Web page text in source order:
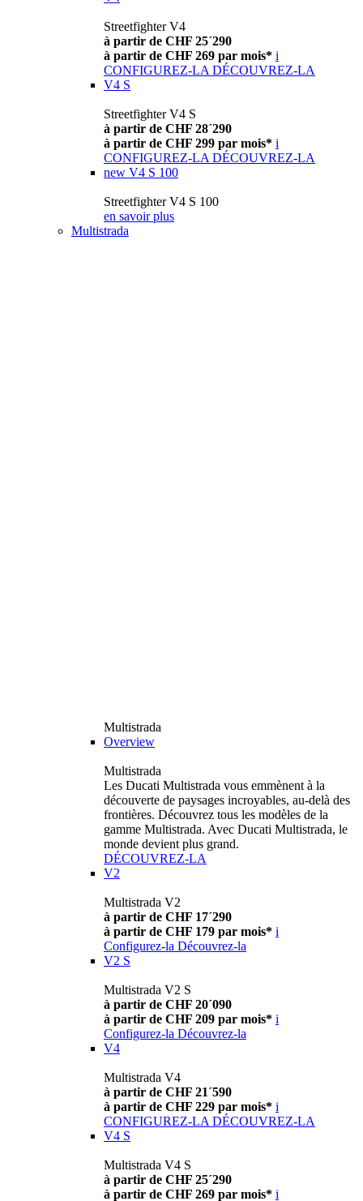
Streetfighter V4
à partir de CHF 25´290
à partir de CHF 269 par mois* i
CONFIGUREZ-LA DÉCOUVREZ-LA
V4 S
Streetfighter V4 S
à partir de CHF 28´290
à partir de CHF 299 par mois* i
CONFIGUREZ-LA DÉCOUVREZ-LA
new V4 S 100
Streetfighter V4 S 100
en savoir plus
Multistrada
Multistrada
Overview
Multistrada
Les Ducati Multistrada vous emmènent à la
découverte de paysages incroyables, au-delà des
frontières. Découvrez tous les modèles de la
gamme Multistrada. Avec Ducati Multistrada, le
monde devient plus grand.
DÉCOUVREZ-LA
V2
Multistrada V2
à partir de CHF 17´290
à partir de CHF 179 par mois* i
Configurez-la Découvrez-la
V2 S
Multistrada V2 S
à partir de CHF 20´090
à partir de CHF 209 par mois* i
Configurez-la Découvrez-la
V4
Multistrada V4
à partir de CHF 21´590
à partir de CHF 229 par mois* i
CONFIGUREZ-LA DÉCOUVREZ-LA
V4 S
Multistrada V4 S
à partir de CHF 25´290
à partir de CHF 269 par mois* i